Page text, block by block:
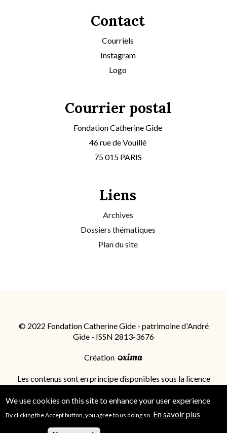
Contact
Courriels
Instagram
Logo
Courrier postal
Fondation Catherine Gide
46 rue de Vouillé
75 015 PARIS
Liens
Archives
Dossiers thématiques
Plan du site
© 2022 Fondation Catherine Gide - patrimoine d'André
Gide - ISSN 2813-3676
Création
Les contenus sont en principe disponibles sous la licence
International (CC BY-SA 4.0); des conditions
supplémentaires peuvent s'appliquer.
We use cookies on this site to enhance your user experience
By clicking the Accept button, you agree to us doing so. En savoir plus